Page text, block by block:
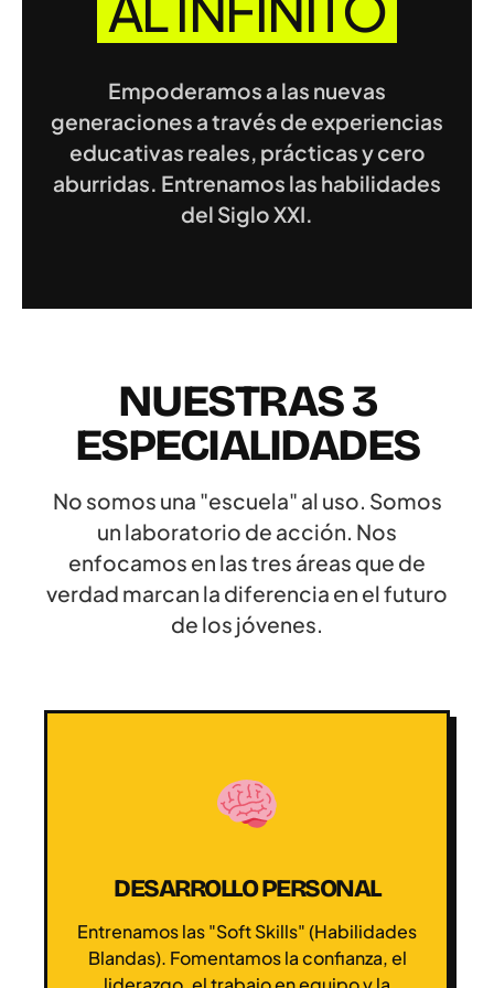
Empoderamos a las nuevas
generaciones a través de experiencias
educativas reales, prácticas y cero
aburridas. Entrenamos las habilidades
del Siglo XXI.
NUESTRAS 3
ESPECIALIDADES
No somos una "escuela" al uso. Somos
un laboratorio de acción. Nos
enfocamos en las tres áreas que de
verdad marcan la diferencia en el futuro
de los jóvenes.
DESARROLLO PERSONAL
Entrenamos las "Soft Skills" (Habilidades
Blandas). Fomentamos la confianza, el